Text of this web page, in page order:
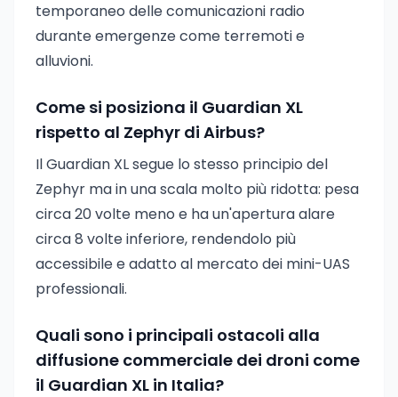
temporaneo delle comunicazioni radio
durante emergenze come terremoti e
alluvioni.
Come si posiziona il Guardian XL
rispetto al Zephyr di Airbus?
Il Guardian XL segue lo stesso principio del
Zephyr ma in una scala molto più ridotta: pesa
circa 20 volte meno e ha un'apertura alare
circa 8 volte inferiore, rendendolo più
accessibile e adatto al mercato dei mini-UAS
professionali.
Quali sono i principali ostacoli alla
diffusione commerciale dei droni come
il Guardian XL in Italia?